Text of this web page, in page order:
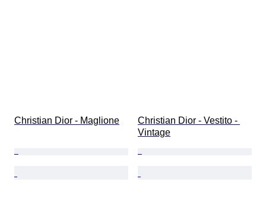
Christian Dior - Maglione
Christian Dior - Vestito -
Vintage